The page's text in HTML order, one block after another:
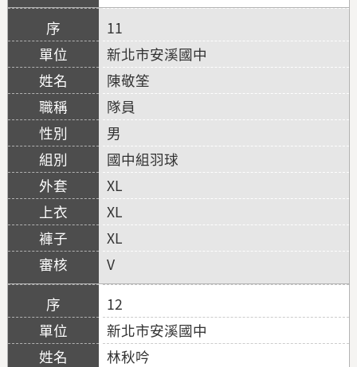
11
新北市安溪國中
陳敬筌
隊員
男
國中組羽球
XL
XL
XL
V
12
新北市安溪國中
林秋吟